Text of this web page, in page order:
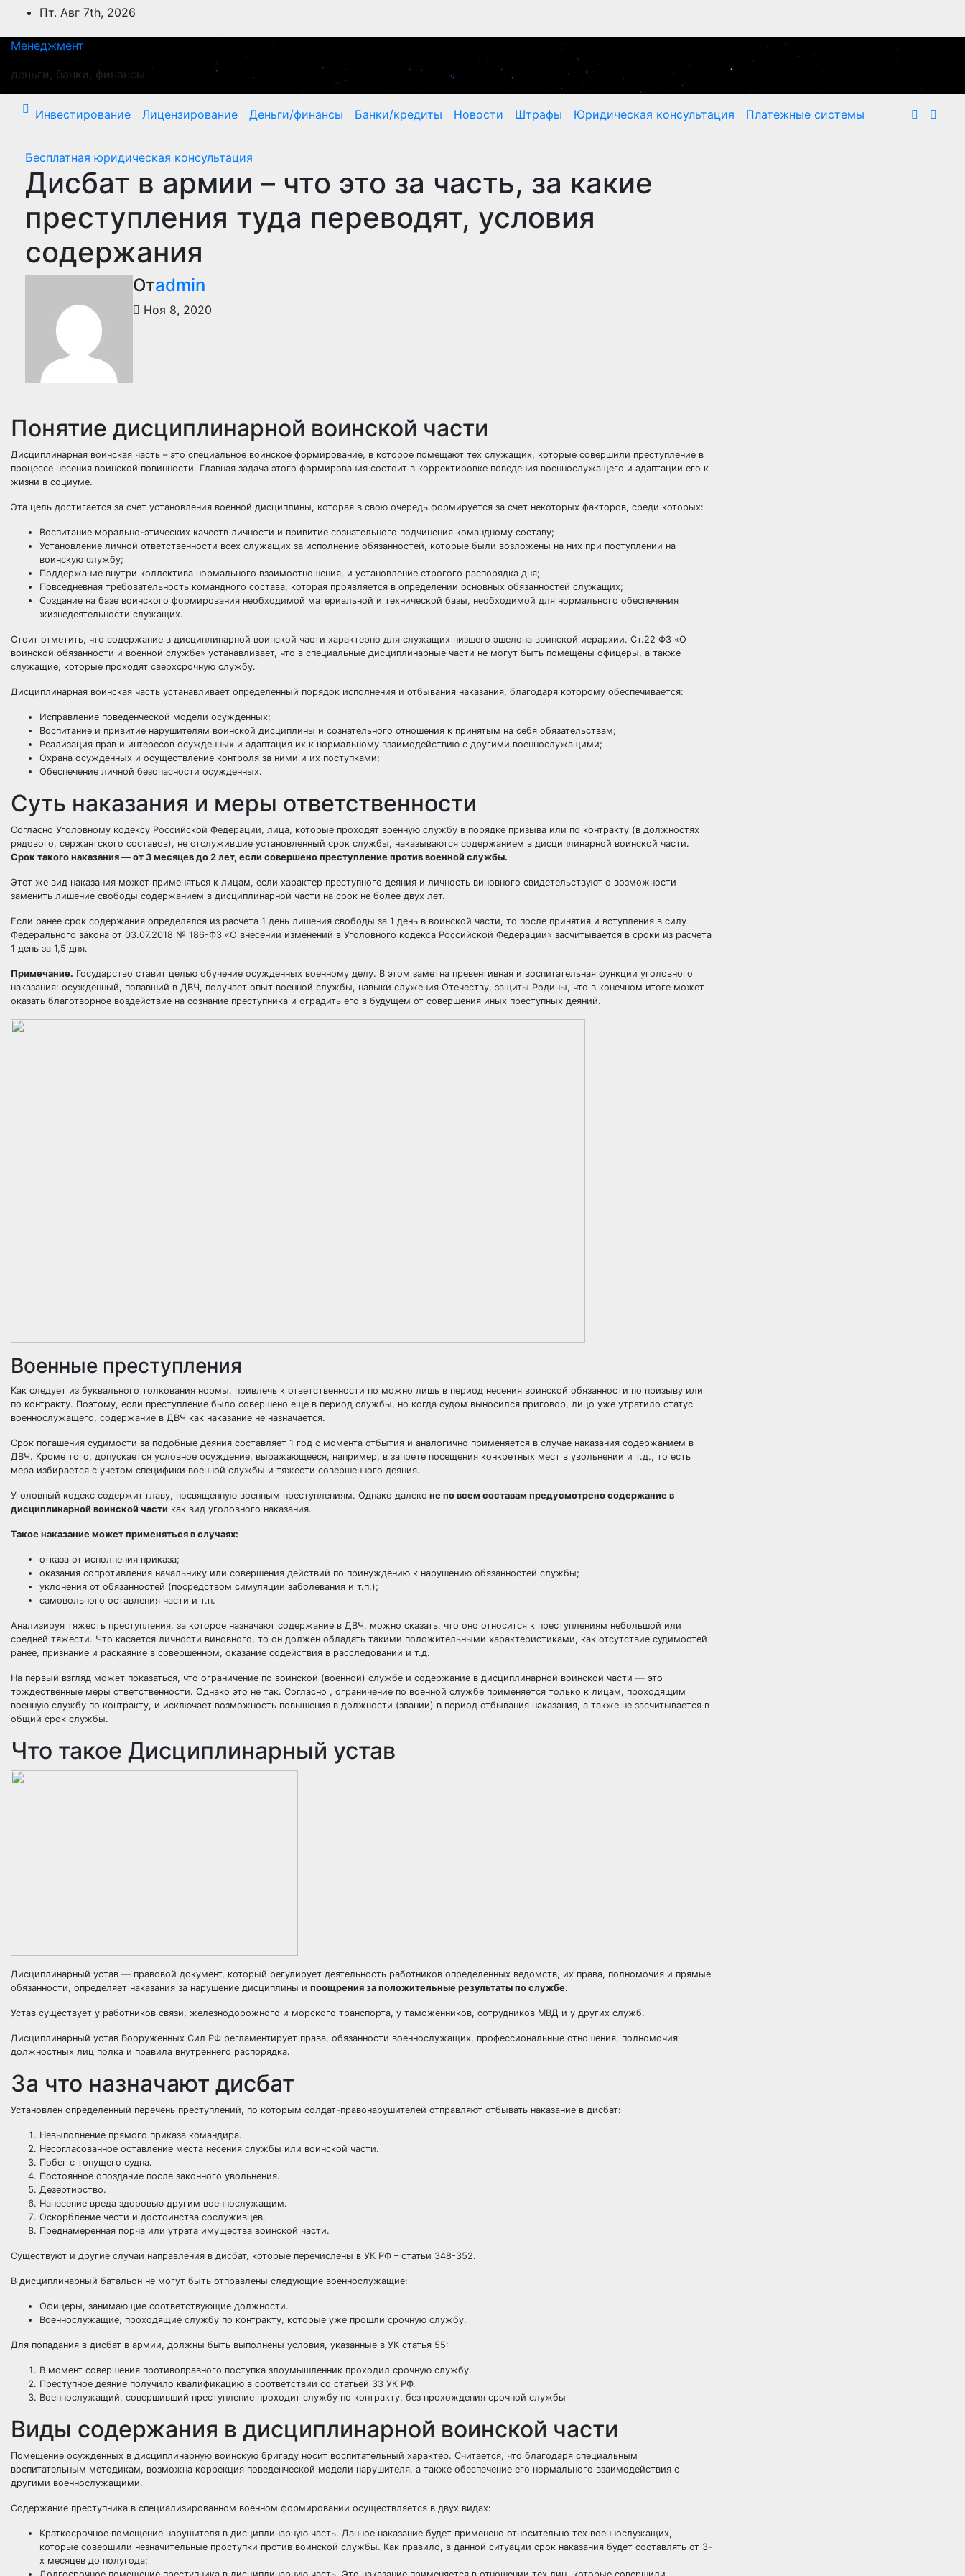
Перейти
содержимому
Пт. Авг 7th, 2026
Менеджмент
деньги, банки, финансы
Инвестирование Лицензирование Деньги/финансы Банки/кредиты Новости Штрафы Юридическая консультация Платежные системы
Бесплатная юридическая консультация
Дисбат в армии – что это за часть, за какие
преступления туда переводят, условия
содержания
Отadmin
Ноя 8, 2020
Понятие дисциплинарной воинской части
Дисциплинарная воинская часть – это специальное воинское формирование, в которое помещают тех служащих, которые совершили преступление в
процессе несения воинской повинности. Главная задача этого формирования состоит в корректировке поведения военнослужащего и адаптации его к
жизни в социуме.
Эта цель достигается за счет установления военной дисциплины, которая в свою очередь формируется за счет некоторых факторов, среди которых:
Воспитание морально-этических качеств личности и привитие сознательного подчинения командному составу;
Установление личной ответственности всех служащих за исполнение обязанностей, которые были возложены на них при поступлении на
воинскую службу;
Поддержание внутри коллектива нормального взаимоотношения, и установление строгого распорядка дня;
Повседневная требовательность командного состава, которая проявляется в определении основных обязанностей служащих;
Создание на базе воинского формирования необходимой материальной и технической базы, необходимой для нормального обеспечения
жизнедеятельности служащих.
Стоит отметить, что содержание в дисциплинарной воинской части характерно для служащих низшего эшелона воинской иерархии. Ст.22 ФЗ «О
воинской обязанности и военной службе» устанавливает, что в специальные дисциплинарные части не могут быть помещены офицеры, а также
служащие, которые проходят сверхсрочную службу.
Дисциплинарная воинская часть устанавливает определенный порядок исполнения и отбывания наказания, благодаря которому обеспечивается:
Исправление поведенческой модели осужденных;
Воспитание и привитие нарушителям воинской дисциплины и сознательного отношения к принятым на себя обязательствам;
Реализация прав и интересов осужденных и адаптация их к нормальному взаимодействию с другими военнослужащими;
Охрана осужденных и осуществление контроля за ними и их поступками;
Обеспечение личной безопасности осужденных.
Суть наказания и меры ответственности
Согласно Уголовному кодексу Российской Федерации, лица, которые проходят военную службу в порядке призыва или по контракту (в должностях
рядового, сержантского составов), не отслужившие установленный срок службы, наказываются содержанием в дисциплинарной воинской части.
Срок такого наказания — от 3 месяцев до 2 лет, если совершено преступление против военной службы.
Этот же вид наказания может применяться к лицам, если характер преступного деяния и личность виновного свидетельствуют о возможности
заменить лишение свободы содержанием в дисциплинарной части на срок не более двух лет.
Если ранее срок содержания определялся из расчета 1 день лишения свободы за 1 день в воинской части, то после принятия и вступления в силу
Федерального закона от 03.07.2018 № 186-ФЗ «О внесении изменений в Уголовного кодекса Российской Федерации» засчитывается в сроки из расчета
1 день за 1,5 дня.
Примечание. Государство ставит целью обучение осужденных военному делу. В этом заметна превентивная и воспитательная функции уголовного
наказания: осужденный, попавший в ДВЧ, получает опыт военной службы, навыки служения Отечеству, защиты Родины, что в конечном итоге может
оказать благотворное воздействие на сознание преступника и оградить его в будущем от совершения иных преступных деяний.
Военные преступления
Как следует из буквального толкования нормы, привлечь к ответственности по можно лишь в период несения воинской обязанности по призыву или
по контракту. Поэтому, если преступление было совершено еще в период службы, но когда судом выносился приговор, лицо уже утратило статус
военнослужащего, содержание в ДВЧ как наказание не назначается.
Срок погашения судимости за подобные деяния составляет 1 год с момента отбытия и аналогично применяется в случае наказания содержанием в
ДВЧ. Кроме того, допускается условное осуждение, выражающееся, например, в запрете посещения конкретных мест в увольнении и т.д., то есть
мера избирается с учетом специфики военной службы и тяжести совершенного деяния.
Уголовный кодекс содержит главу, посвященную военным преступлениям. Однако далеко не по всем составам предусмотрено содержание в
дисциплинарной воинской части как вид уголовного наказания.
Такое наказание может применяться в случаях:
отказа от исполнения приказа;
оказания сопротивления начальнику или совершения действий по принуждению к нарушению обязанностей службы;
уклонения от обязанностей (посредством симуляции заболевания и т.п.);
самовольного оставления части и т.п.
Анализируя тяжесть преступления, за которое назначают содержание в ДВЧ, можно сказать, что оно относится к преступлениям небольшой или
средней тяжести. Что касается личности виновного, то он должен обладать такими положительными характеристиками, как отсутствие судимостей
ранее, признание и раскаяние в совершенном, оказание содействия в расследовании и т.д.
На первый взгляд может показаться, что ограничение по воинской (военной) службе и содержание в дисциплинарной воинской части — это
тождественные меры ответственности. Однако это не так. Согласно , ограничение по военной службе применяется только к лицам, проходящим
военную службу по контракту, и исключает возможность повышения в должности (звании) в период отбывания наказания, а также не засчитывается в
общий срок службы.
Что такое Дисциплинарный устав
Дисциплинарный устав — правовой документ, который регулирует деятельность работников определенных ведомств, их права, полномочия и прямые
обязанности, определяет наказания за нарушение дисциплины и поощрения за положительные результаты по службе.
Устав существует у работников связи, железнодорожного и морского транспорта, у таможенников, сотрудников МВД и у других служб.
Дисциплинарный устав Вооруженных Сил РФ регламентирует права, обязанности военнослужащих, профессиональные отношения, полномочия
должностных лиц полка и правила внутреннего распорядка.
За что назначают дисбат
Установлен определенный перечень преступлений, по которым солдат-правонарушителей отправляют отбывать наказание в дисбат:
Невыполнение прямого приказа командира.
Несогласованное оставление места несения службы или воинской части.
Побег с тонущего судна.
Постоянное опоздание после законного увольнения.
Дезертирство.
Нанесение вреда здоровью другим военнослужащим.
Оскорбление чести и достоинства сослуживцев.
Преднамеренная порча или утрата имущества воинской части.
Существуют и другие случаи направления в дисбат, которые перечислены в УК РФ – статьи 348-352.
В дисциплинарный батальон не могут быть отправлены следующие военнослужащие:
Офицеры, занимающие соответствующие должности.
Военнослужащие, проходящие службу по контракту, которые уже прошли срочную службу.
Для попадания в дисбат в армии, должны быть выполнены условия, указанные в УК статья 55:
В момент совершения противоправного поступка злоумышленник проходил срочную службу.
Преступное деяние получило квалификацию в соответствии со статьей 33 УК РФ.
Военнослужащий, совершивший преступление проходит службу по контракту, без прохождения срочной службы
Виды содержания в дисциплинарной воинской части
Помещение осужденных в дисциплинарную воинскую бригаду носит воспитательный характер. Считается, что благодаря специальным
воспитательным методикам, возможна коррекция поведенческой модели нарушителя, а также обеспечение его нормального взаимодействия с
другими военнослужащими.
Содержание преступника в специализированном военном формировании осуществляется в двух видах:
Краткосрочное помещение нарушителя в дисциплинарную часть. Данное наказание будет применено относительно тех военнослужащих,
которые совершили незначительные проступки против воинской службы. Как правило, в данной ситуации срок наказания будет составлять от 3-
х месяцев до полугода;